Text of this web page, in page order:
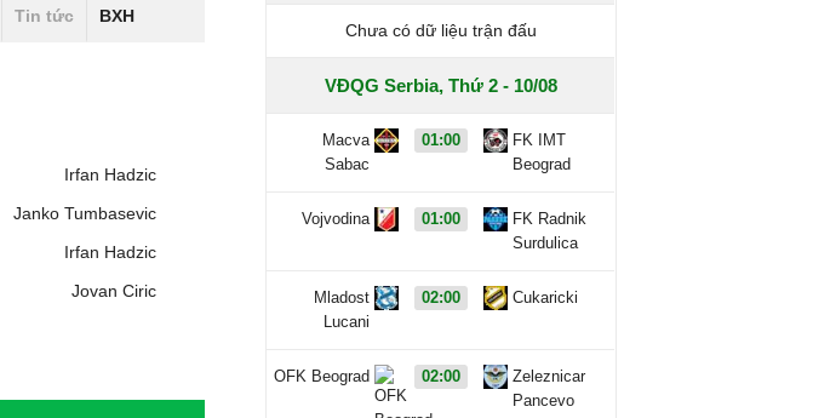
Tin tức BXH
Irfan Hadzic
Janko Tumbasevic
Irfan Hadzic
Jovan Ciric
Chưa có dữ liệu trận đấu
VĐQG Serbia, Thứ 2 - 10/08
Macva
Sabac
01:00
FK IMT
Beograd
Vojvodina 01:00
FK Radnik
Surdulica
Mladost
Lucani
02:00 Cukaricki
OFK Beograd 02:00
Zeleznicar
Pancevo